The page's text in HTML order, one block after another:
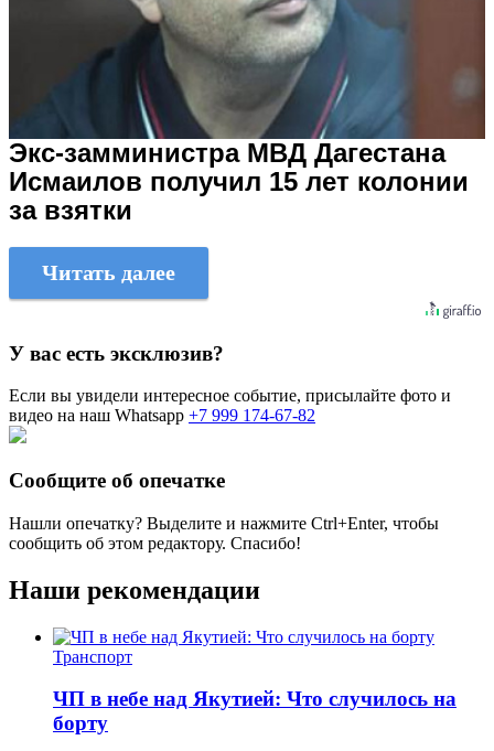
Экс-замминистра МВД Дагестана
Исмаилов получил 15 лет колонии
за взятки
Читать далее
У вас есть эксклюзив?
Если вы увидели интересное событие, присылайте фото и
видео на наш Whatsapp +7 999 174-67-82
Сообщите об опечатке
Нашли опечатку? Выделите и нажмите Ctrl+Enter, чтобы
сообщить об этом редактору. Спасибо!
Наши рекомендации
Транспорт
ЧП в небе над Якутией: Что случилось на
борту